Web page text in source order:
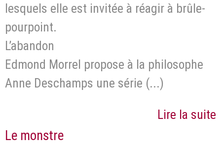
lesquels elle est invitée à réagir à brûle-
pourpoint.
L’abandon
Edmond Morrel propose à la philosophe
Anne Deschamps une série (...)
Lire la suite
Le monstre